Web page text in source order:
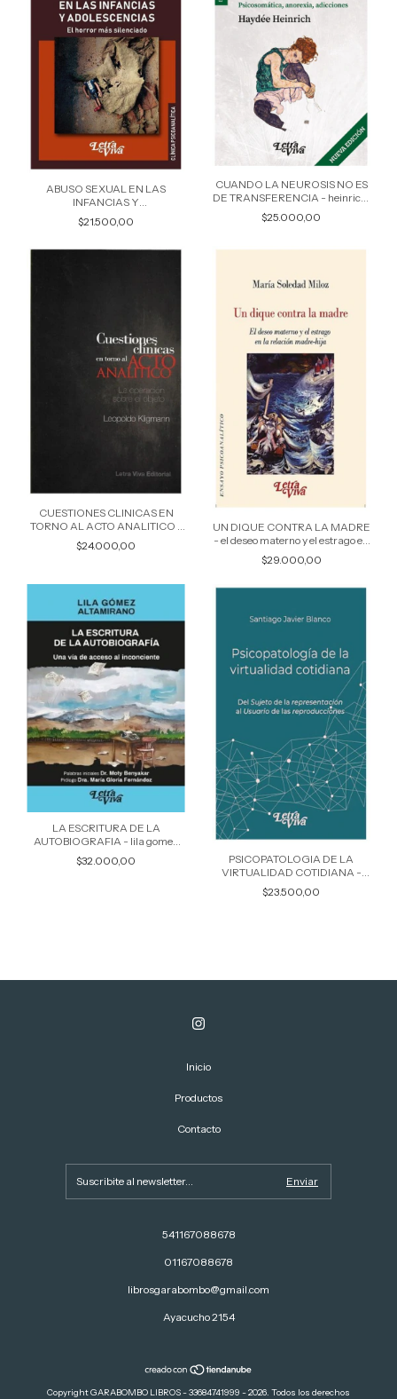
ABUSO SEXUAL EN LAS
INFANCIAS Y
ADOLESCENCIAS - gabriela
insua
$21.500,00
CUANDO LA NEUROSIS NO ES
DE TRANSFERENCIA - heinrich,
haydee
$25.000,00
CUESTIONES CLINICAS EN
TORNO AL ACTO ANALITICO -
leopoldo kligmann
$24.000,00
UN DIQUE CONTRA LA MADRE
- el deseo materno y el estrago en
la relacion madre e hija - miloz
maria soledad
$29.000,00
LA ESCRITURA DE LA
AUTOBIOGRAFIA - lila gomez
altamirano
$32.000,00
PSICOPATOLOGIA DE LA
VIRTUALIDAD COTIDIANA -
lidia blanco
$23.500,00
Inicio
Productos
Contacto
541167088678
01167088678
librosgarabombo@gmail.com
Ayacucho 2154
Copyright GARABOMBO LIBROS - 33684741999 - 2026. Todos los derechos